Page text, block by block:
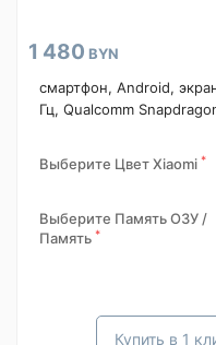
1 480 BYN
смартфон, Android,
Гц, Qualcomm
Выберите Цвет Xiaomi *
Выберите Память ОЗУ /
Память *
Купить в 1